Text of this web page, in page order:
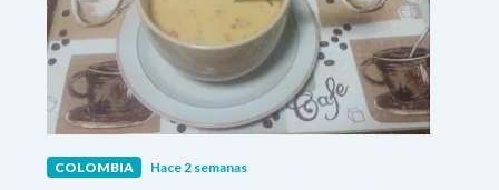
COLOMBIA Hace 2 semanas